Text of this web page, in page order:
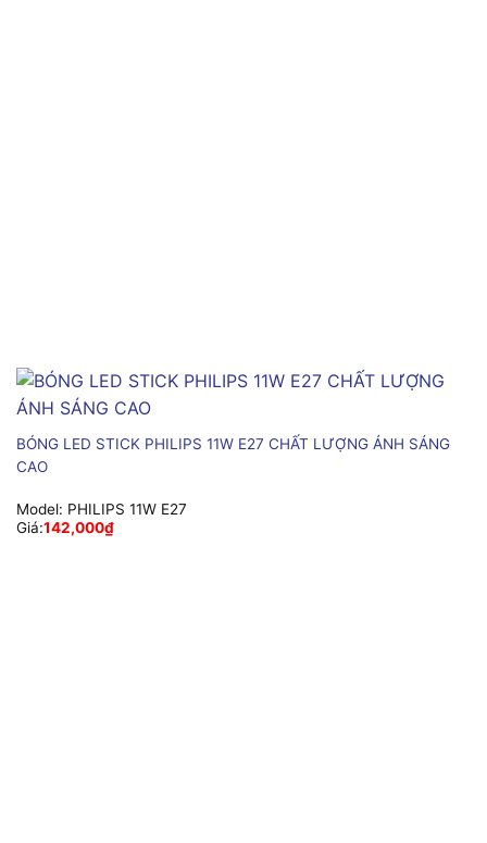
BÓNG LED STICK PHILIPS 11W E27 CHẤT LƯỢNG ÁNH SÁNG
CAO
Model: PHILIPS 11W E27
Giá:142,000₫